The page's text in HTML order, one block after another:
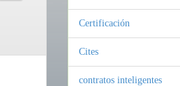
Certificación
Cites
contratos inteligentes